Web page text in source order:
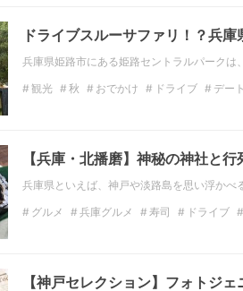
ドライブスルーサファリ！？兵
兵庫県姫路市にある姫路セントラルパーク
観光 秋 おでかけ ドライブ デート
【兵庫・北播磨】神秘の神社と
兵庫県といえば、神戸や淡路島を思い浮か
グルメ 兵庫グルメ 寿司 ドライブ
【神戸セレクション】フォトジ